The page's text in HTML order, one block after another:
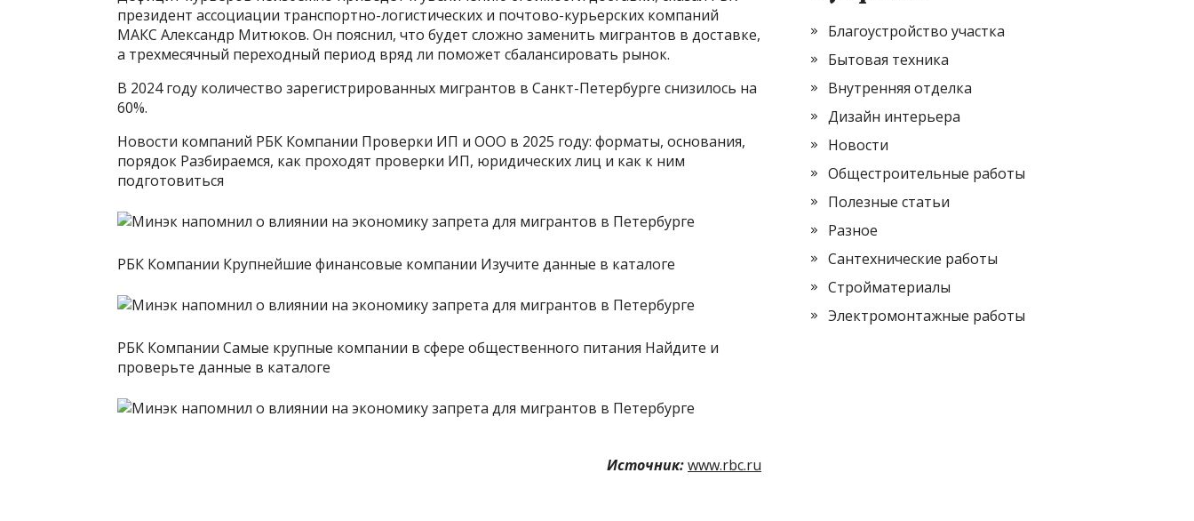
президент ассоциации транспортно-логистических и почтово-курьерских компаний
МАКС Александр Митюков. Он пояснил, что будет сложно заменить мигрантов в доставке,
а трехмесячный переходный период вряд ли поможет сбалансировать рынок.
В 2024 году количество зарегистрированных мигрантов в Санкт-Петербурге снизилось на
60%.
Новости компаний РБК Компании Проверки ИП и ООО в 2025 году: форматы, основания,
порядок Разбираемся, как проходят проверки ИП, юридических лиц и как к ним
подготовиться
РБК Компании Крупнейшие финансовые компании Изучите данные в каталоге
РБК Компании Самые крупные компании в сфере общественного питания Найдите и
проверьте данные в каталоге
Источник:www.rbc.ru
Благоустройство участка
Бытовая техника
Внутренняя отделка
Дизайн интерьера
Новости
Общестроительные работы
Полезные статьи
Разное
Сантехнические работы
Стройматериалы
Электромонтажные работы